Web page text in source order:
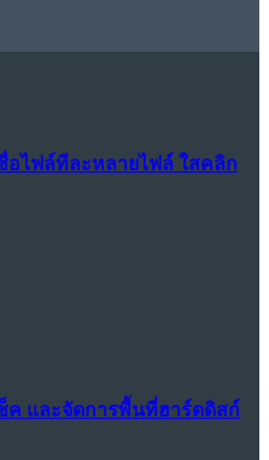
อไฟล์ทีละหลายไฟล์ ใสคลิก
ช็ค และจัดการพื้นที่ฮาร์ดดิสก์